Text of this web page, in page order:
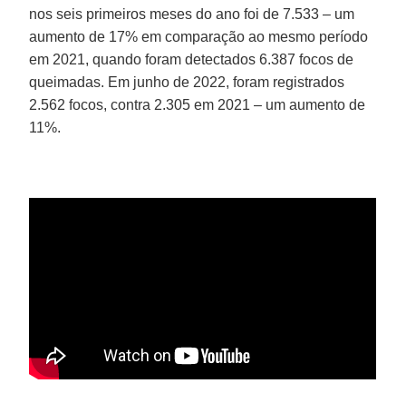
nos seis primeiros meses do ano foi de 7.533 – um
aumento de 17% em comparação ao mesmo período
em 2021, quando foram detectados 6.387 focos de
queimadas. Em junho de 2022, foram registrados
2.562 focos, contra 2.305 em 2021 – um aumento de
11%.